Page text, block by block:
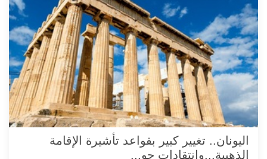
اليونان.. تغيير كبير بقواعد تأشيرة الإقامة
الذهبية...وانتقادات حو...